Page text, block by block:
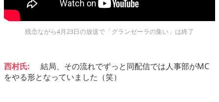
残念ながら4月23日の放送で「グランゼーラの集い」は終了
西村氏:
結局、その流れでずっと同配信では人事部がMC
をやる形となっていました（笑）